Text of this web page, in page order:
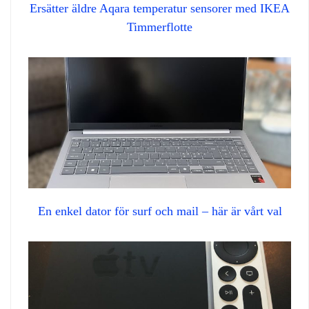
Ersätter äldre Aqara temperatur sensorer med IKEA
Timmerflotte
En enkel dator för surf och mail – här är vårt val